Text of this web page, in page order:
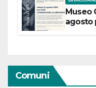
Museo
agosto
Comuni